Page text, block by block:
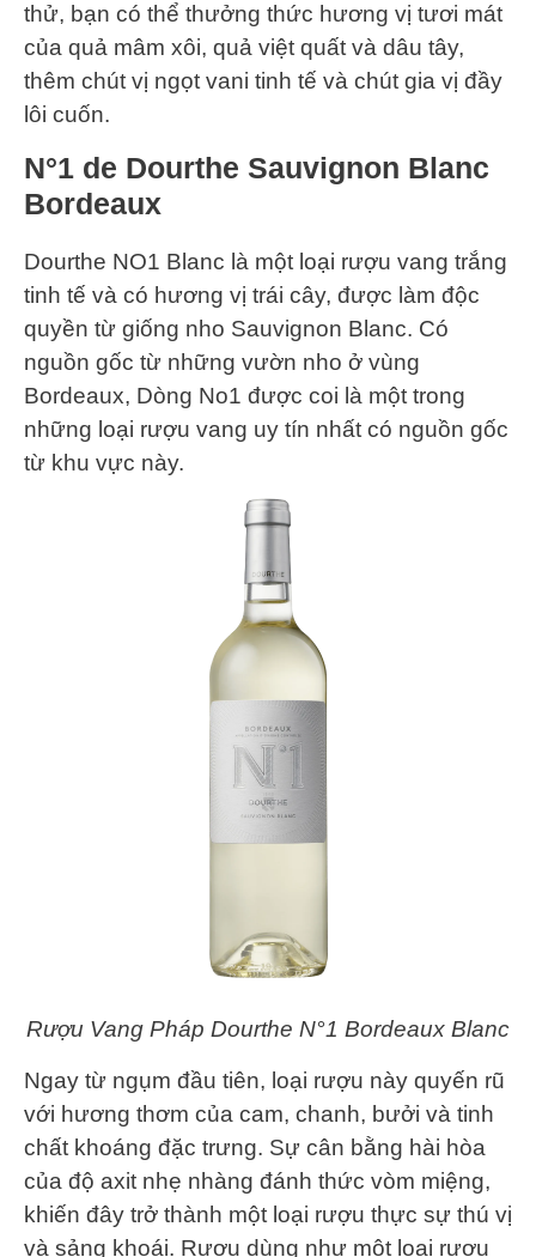
thử, bạn có thể thưởng thức hương vị tươi mát
của quả mâm xôi, quả việt quất và dâu tây,
thêm chút vị ngọt vani tinh tế và chút gia vị đầy
lôi cuốn.
N°1 de Dourthe Sauvignon Blanc
Bordeaux
Dourthe NO1 Blanc là một loại rượu vang trắng
tinh tế và có hương vị trái cây, được làm độc
quyền từ giống nho Sauvignon Blanc. Có
nguồn gốc từ những vườn nho ở vùng
Bordeaux, Dòng No1 được coi là một trong
những loại rượu vang uy tín nhất có nguồn gốc
từ khu vực này.
Rượu Vang Pháp Dourthe N°1 Bordeaux Blanc
Ngay từ ngụm đầu tiên, loại rượu này quyến rũ
với hương thơm của cam, chanh, bưởi và tinh
chất khoáng đặc trưng. Sự cân bằng hài hòa
của độ axit nhẹ nhàng đánh thức vòm miệng,
khiến đây trở thành một loại rượu thực sự thú vị
và sảng khoái. Rượu dùng như một loại rượu